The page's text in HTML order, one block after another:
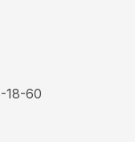
18-60